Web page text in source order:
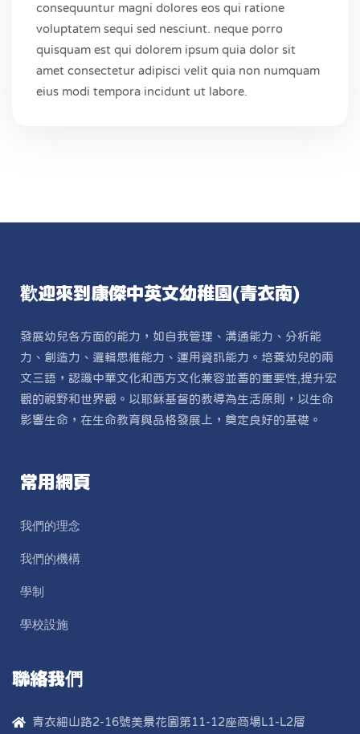
consequuntur magni dolores eos qui ratione
voluptatem sequi sed nesciunt. neque porro
quisquam est qui dolorem ipsum quia dolor sit
amet consectetur adipisci velit quia non numquam
eius modi tempora incidunt ut labore.
歡迎來到康傑中英文幼稚園(青衣南)
發展幼兒各方面的能力，如自我管理、溝通能力、分析能
力、創造力、邏輯思維能力、運用資訊能力。培養幼兒的兩
文三語，認識中華文化和西方文化兼容並蓄的重要性,提升宏
觀的視野和世界觀。以耶穌基督的教導為生活原則，以生命
影響生命，在生命教育與品格發展上，奠定良好的基礎。
常用網頁
我們的理念
我們的機構
學制
學校設施
聯絡我們
青衣細山路2-16號美景花園第11-12座商場L1-L2層